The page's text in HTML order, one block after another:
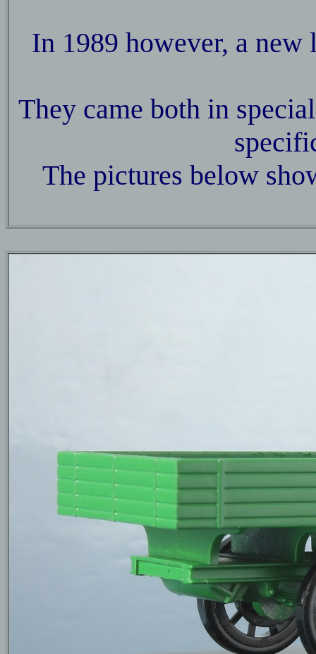
In 1989 however, a
They came both in
The pictures below